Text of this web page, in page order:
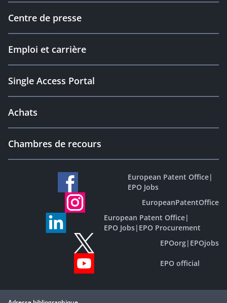
Centre de presse
Emploi et carrière
Single Access Portal
Achats
Chambres de recours
European Patent Office|
EPO Jobs
EuropeanPatentOffice
European Patent Office|
EPO Jobs| EPO Procurement
EPOorg| EPOjobs
EPO official